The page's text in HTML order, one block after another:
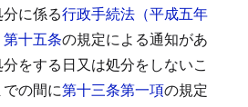
に係る行政手続法（平成五年
十五条の規定による通知があ
をする日又は処分をしないこ
の間に第十三条第一項の規定